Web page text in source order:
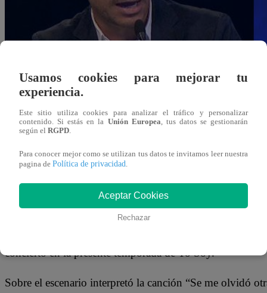
11 de septiembre 2018
concierto en la presente temporada de Yo Soy.
Sobre el escenario interpretó la canción “Se me olvidó
Usamos cookies para mejorar tu
experiencia.
Este sitio utiliza cookies para analizar el tráfico y personalizar
contenido. Si estás en la Unión Europea , tus datos se gestionarán
según el RGPD
Para conocer mejor como se utilizan tus datos te invitamos leer nuestra
pagina de Política de privacidad
Aceptar Cookies
Rechazar